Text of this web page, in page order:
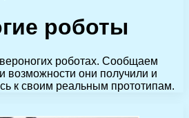
роботы
роботах. Сообщаем
возможности они получили и
к своим реальным прототипам.